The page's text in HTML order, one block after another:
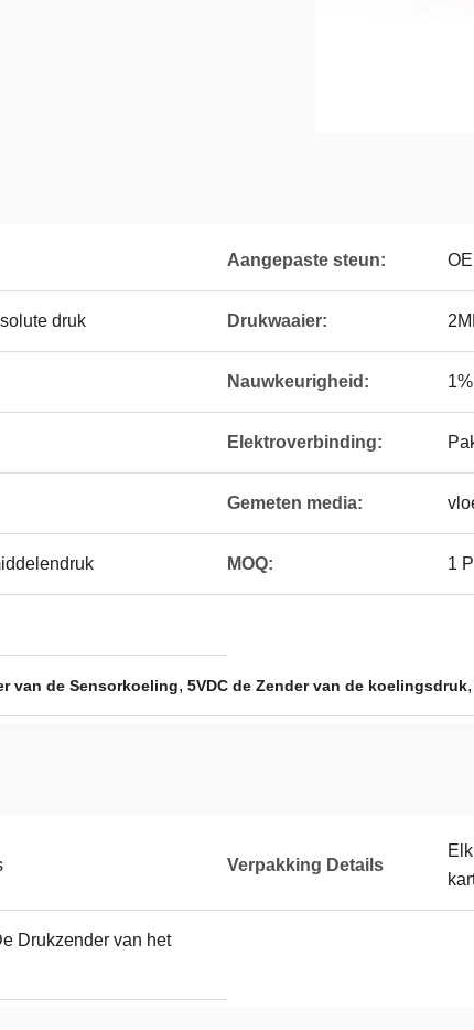
Aangepaste steun:
druk Drukwaaier:
Nauwkeurigheid: 1%
Elektroverbinding:
Gemeten media:
MOQ: 1
van de Sensorkoeling, 5VDC de Zender van de koelingsdruk
Verpakking Details
Drukzender van het